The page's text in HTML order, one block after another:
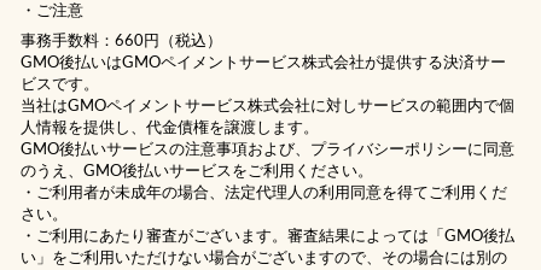
ご注意
事務手数料：660円（税込）
GMO後払いはGMOペイメントサービス株式会社が提供する決済サー
ビスです。
当社はGMOペイメントサービス株式会社に対しサービスの範囲内で個
人情報を提供し、代金債権を譲渡します。
GMO後払いサービスの注意事項および、 プライバシーポリシーに同意
のうえ、GMO後払いサービスをご利用ください。
・ご利用者が未成年の場合、法定代理人の利用同意を得てご利用くだ
さい。
・ご利用にあたり審査がございます。審査結果によっては「GMO後払
い」をご利用いただけない場合がございますので、その場合には別の